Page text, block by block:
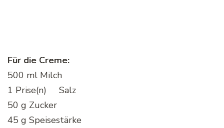
Für die Creme:
500 ml Milch
1 Prise(n) Salz
50 g Zucker
45 g Speisestärke